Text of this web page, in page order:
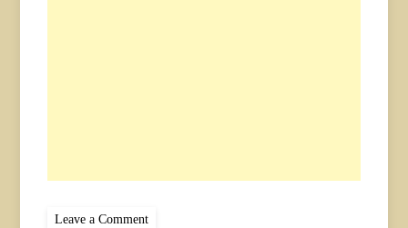
Leave a Commenton